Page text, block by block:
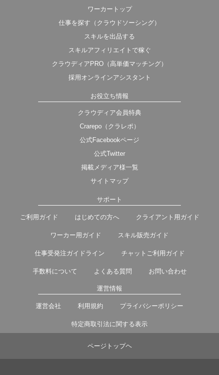
ワーカートップ
仕事を探す（クラウドソーシング）
スキルを出品する
スキルアフィリエイトで稼ぐ
クラウディアPRO（高単価マッチング）
採用オンラインアシスタント
お役立ち情報
クラウディア会員特典
Crarepo（クラレポ）
公式Facebookページ
公式Twitter
掲載メディア様一覧
サイトマップ
サポート
ご利用ガイド はじめての方へ クライアント用ガイド
ワーカー用ガイド スキル販売ガイド
仕事受発注ガイドライン チャットご利用ガイド
手数料について よくある質問 お問い合わせ
運営情報
運営会社 利用規約 プライバシーポリシー
特定商取引法に関する表示
ページトップヘ